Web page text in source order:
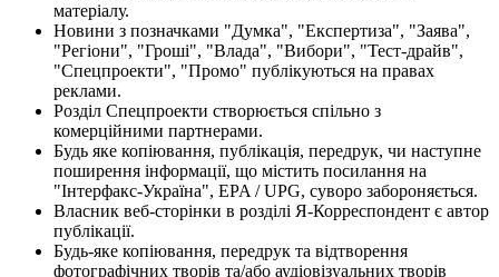
матеріалу.
Новини з позначками "Думка", "Експертиза", "Заява",
"Регіони", "Гроші", "Влада", "Вибори", "Тест-драйв",
"Спецпроекти", "Промо" публікуються на правах
реклами.
Розділ Спецпроекти створюється спільно з
комерційними партнерами.
Будь яке копіювання, публікація, передрук, чи наступне
поширення інформації, що містить посилання на
"Інтерфакс-Україна", EPA / UPG, суворо забороняється.
Власник веб-сторінки в розділі Я-Корреспондент є автор
публікації.
Будь-яке копіювання, передрук та відтворення
фотографічних творів та/або аудіовізуальних творів